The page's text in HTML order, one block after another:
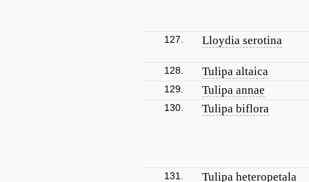
127. Lloydia serotina
128. Tulipa altaica
129. Tulipa annae
130. Tulipa biflora
131. Tulipa heteropetala